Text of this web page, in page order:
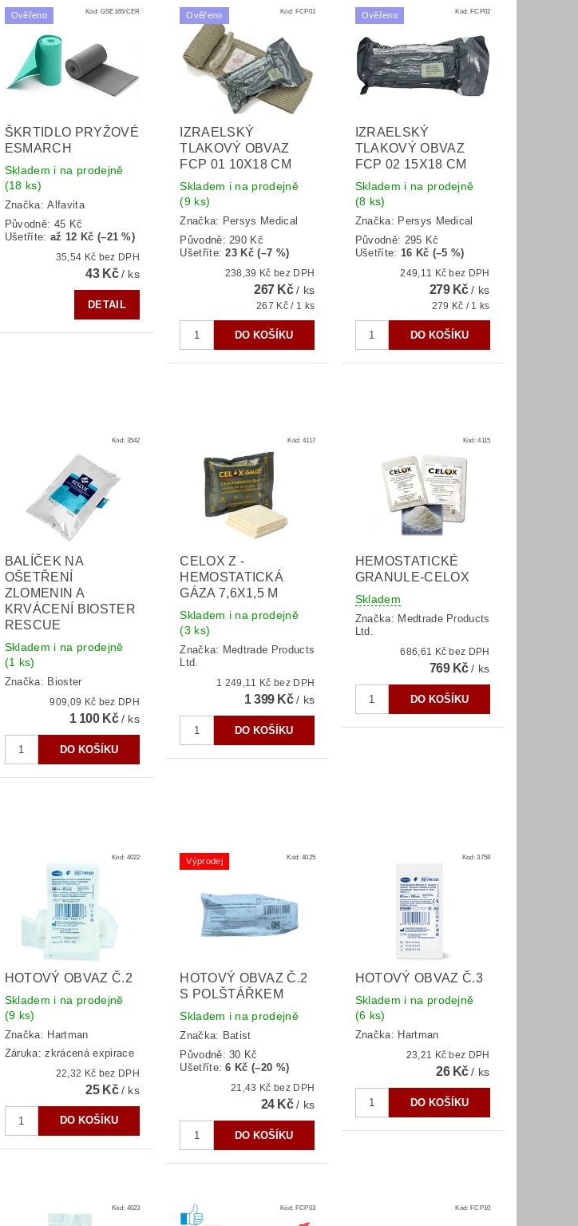
Ověřeno Kód: GSE165/CER
ŠKRTIDLO PRYŽOVÉ
ESMARCH
Skladem i na prodejně
(18 ks)
Značka:Alfavita
Původně: 45 Kč
Ušetříte:až 12 Kč (–21 %)
35,54 Kč bez DPH
43 Kč/ ks
DETAIL
Ověřeno Kód: FCP01
IZRAELSKÝ
TLAKOVÝ OBVAZ
FCP 01 10X18 CM
Skladem i na prodejně
(9 ks)
Značka: Persys Medical
Původně: 290 Kč
Ušetříte:23 Kč (–7 %)
238,39 Kč bez DPH
267 Kč/ ks
267 Kč / 1 ks
Ověřeno Kód:FCP02
IZRAELSKÝ
TLAKOVÝ OBVAZ
FCP 02 15X18 CM
Skladem i na prodejně
(8 ks)
Značka: Persys Medical
Původně: 295 Kč
Ušetříte: 16 Kč (–5 %)
249,11 Kč bez DPH
279 Kč/ ks
279 Kč / 1 ks
Kód: 3542
BALÍČEK NA
OŠETŘENÍ
ZLOMENIN A
KRVÁCENÍ BIOSTER
RESCUE
Skladem i na prodejně
(1 ks)
Značka: Bioster
909,09 Kč bez DPH
1 100 Kč/ ks
Kód: 4117
CELOX Z -
HEMOSTATICKÁ
GÁZA 7,6X1,5 M
Skladem i na prodejně
(3 ks)
Značka: Medtrade Products
Ltd.
1 249,11 Kč bez DPH
1 399 Kč/ ks
Kód:4115
HEMOSTATICKÉ
GRANULE-CELOX
Skladem
Značka: Medtrade Products
Ltd.
686,61 Kč bez DPH
769 Kč/ ks
Kód: 4022
HOTOVÝ OBVAZ Č.2
Skladem i na prodejně
(9 ks)
Značka: Hartman
Záruka: zkrácená expirace
22,32 Kč bez DPH
25 Kč/ ks
Výprodej Kód: 4025
HOTOVÝ OBVAZ Č.2
S POLŠTÁŘKEM
Skladem i na prodejně
Značka: Batist
Původně:30 Kč
Ušetříte:6 Kč (–20 %)
21,43 Kč bez DPH
24 Kč/ ks
Kód:3758
HOTOVÝ OBVAZ Č.3
Skladem i na prodejně
(6 ks)
Značka: Hartman
23,21 Kč bez DPH
26 Kč/ ks
Kód: 4023 Kód: FCP03 Kód:FCP10